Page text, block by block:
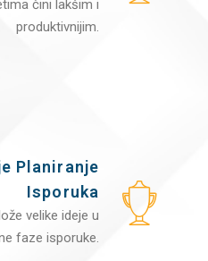
čini lakšim i
produktivnijim.
Planiranje
Isporuka
velike ideje u
faze isporuke.